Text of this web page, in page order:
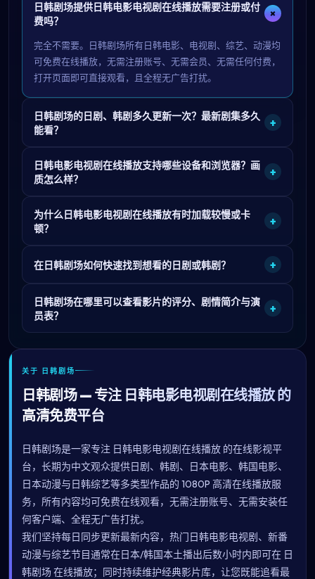
日韩剧场提供日韩电影电视剧在线播放需要注册或付
费吗？
+
完全不需要。日韩剧场所有日韩电影、电视剧、综艺、动漫均
可免费在线播放，无需注册账号、无需会员、无需任何付费，
打开页面即可直接观看，且全程无广告打扰。
日韩剧场的日剧、韩剧多久更新一次？最新剧集多久
能看？
+
日韩电影电视剧在线播放支持哪些设备和浏览器？画
质怎么样？
+
为什么日韩电影电视剧在线播放有时加载较慢或卡
顿？
+
在日韩剧场如何快速找到想看的日剧或韩剧？ +
日韩剧场在哪里可以查看影片的评分、剧情简介与演
员表？
+
关于 日韩剧场
日韩剧场 — 专注 日韩电影电视剧在线播放 的
高清免费平台
日韩剧场是一家专注 日韩电影电视剧在线播放 的在线影视平
台，长期为中文观众提供日剧、韩剧、日本电影、韩国电影、
日本动漫与日韩综艺等多类型作品的 1080P 高清在线播放服
务，所有内容均可免费在线观看，无需注册账号、无需安装任
何客户端、全程无广告打扰。
我们坚持每日同步更新最新内容，热门日韩电影电视剧、新番
动漫与综艺节目通常在日本/韩国本土播出后数小时内即可在 日
韩剧场 在线播放；同时持续维护经典影片库，让您既能追看最